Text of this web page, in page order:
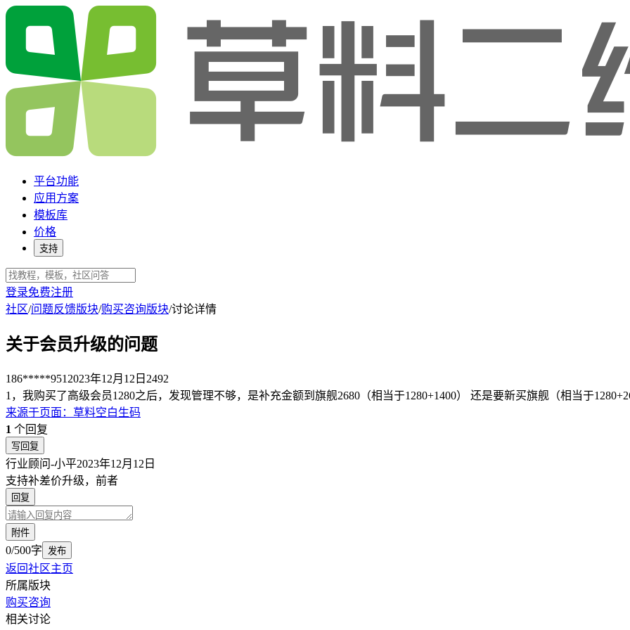
平台功能
应用方案
模板库
价格
支持
登录免费注册
社区/问题反馈版块/购买咨询版块/讨论详情
关于会员升级的问题
186*****951 2023年12月12日 2492
1，我购买了高级会员1280之后，发现管理不够，是补充金额到旗舰2680（相当于1280+1400） 还是要新买旗舰（相当于
来源于页面 ： 草料空白生码
1 个回复
写回复
行业顾问-小平2023年12月12日
支持补差价升级，前者
回复
附件
0/500字 发布
返回社区主页
所属版块
购买咨询
相关讨论